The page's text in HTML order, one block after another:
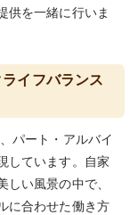
供を一緒に行いま
イフバランス
パート・アルバイ
しています。自家
い風景の中で、
に合わせた働き方